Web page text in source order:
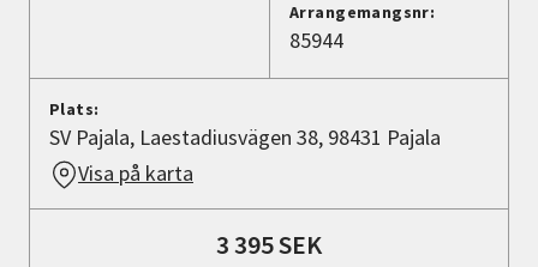
Arrangemangsnr:
85944
Plats:
SV Pajala, Laestadiusvägen 38, 98431 Pajala
Visa på karta
3 395 SEK